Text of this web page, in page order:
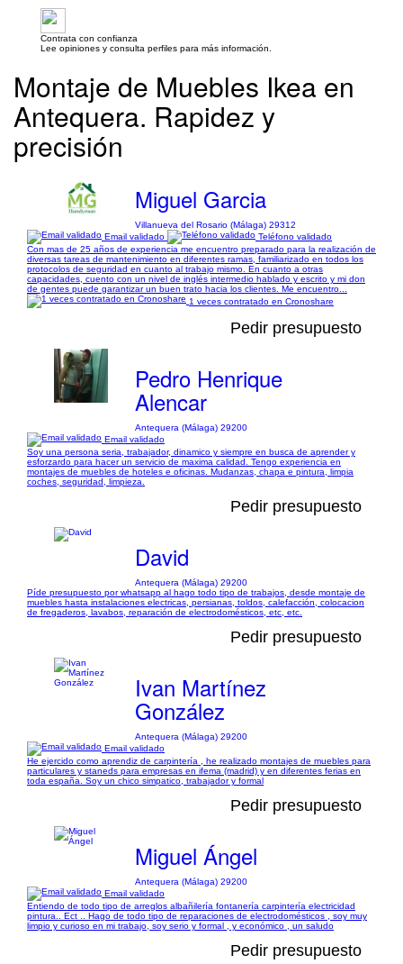
Contrata con confianza
Lee opiniones y consulta perfiles para más información.
Montaje de Muebles Ikea en
Antequera. Rapidez y
precisión
Miguel Garcia
Villanueva del Rosario (Málaga) 29312
Email validado
Teléfono validado
Con mas de 25 años de experiencia me encuentro preparado para la realización de
diversas tareas de mantenimiento en diferentes ramas, familiarizado en todos los
protocolos de seguridad en cuanto al trabajo mismo. En cuanto a otras
capacidades, cuento con un nivel de inglés intermedio hablado y escrito y mi don
de gentes puede garantizar un buen trato hacia los clientes. Me encuentro...
1 veces contratado en Cronoshare
Pedir presupuesto
Pedro Henrique
Alencar
Antequera (Málaga) 29200
Email validado
Soy una persona seria, trabajador, dinamico y siempre en busca de aprender y
esforzardo para hacer un servicio de maxima calidad. Tengo experiencia en
montajes de muebles de hoteles e oficinas. Mudanzas, chapa e pintura, limpia
coches, seguridad, limpieza.
Pedir presupuesto
David
Antequera (Málaga) 29200
Píde presupuesto por whatsapp al hago todo tipo de trabajos, desde montaje de
muebles hasta instalaciones electricas, persianas, toldos, calefacción, colocacion
de fregaderos, lavabos, reparación de electrodomésticos, etc, etc.
Pedir presupuesto
Ivan Martínez
González
Antequera (Málaga) 29200
Email validado
He ejercido como aprendiz de carpintería , he realizado montajes de muebles para
particulares y staneds para empresas en ifema (madrid) y en diferentes ferias en
toda españa. Soy un chico simpatico, trabajador y formal
Pedir presupuesto
Miguel Ángel
Antequera (Málaga) 29200
Email validado
Entiendo de todo tipo de arreglos albañilería fontanería carpintería electricidad
pintura.. Ect .. Hago de todo tipo de reparaciones de electrodomésticos , soy muy
limpio y curioso en mi trabajo, soy serio y formal , y económico , un saludo
Pedir presupuesto